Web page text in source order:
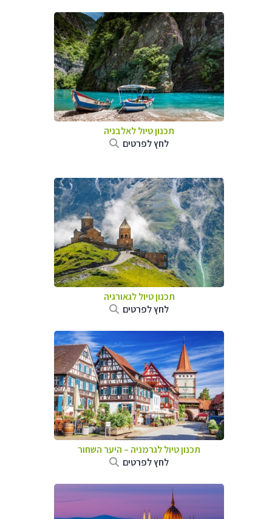
תכנון טיול לאלבניה
לחץ לפרטים
תכנון טיול לגאורגיה
לחץ לפרטים
תכנון טיול לגרמניה – היער השחור
לחץ לפרטים